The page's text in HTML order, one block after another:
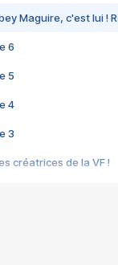
Maguire, c'est lui !
6
5
4
3
créatrices de la VF !